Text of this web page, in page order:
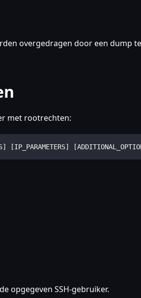
overgedragen door een dump
met rootrechten:
opgegeven SSH-gebruiker.